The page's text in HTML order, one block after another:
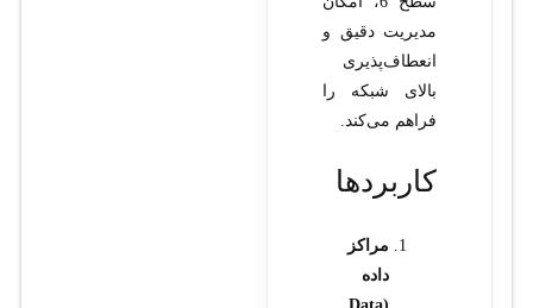
مدیریت دقیق و
انعطاف‌پذیری
بالای شبکه را
فراهم می‌کند.
کاربردها
مراکز
داده